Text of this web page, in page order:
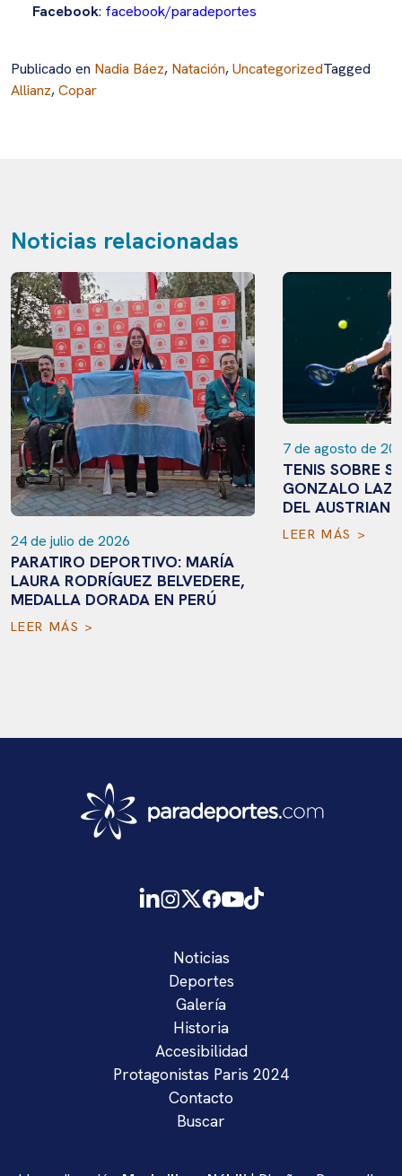
Facebook: facebook/paradeportes
Publicado en Nadia Báez, Natación,UncategorizedTagged
Allianz,Copar
Noticias relacionadas
24 de julio de 2026
PARATIRO DEPORTIVO: MARÍA
LAURA RODRÍGUEZ BELVEDERE,
MEDALLA DORADA EN PERÚ
LEER MÁS >
7 de agosto de
TENIS SOBRE
GONZALO
DEL AUSTRIAN
LEER MÁS >
Noticias
Deportes
Galería
Historia
Accesibilidad
Protagonistas Paris 2024
Contacto
Buscar